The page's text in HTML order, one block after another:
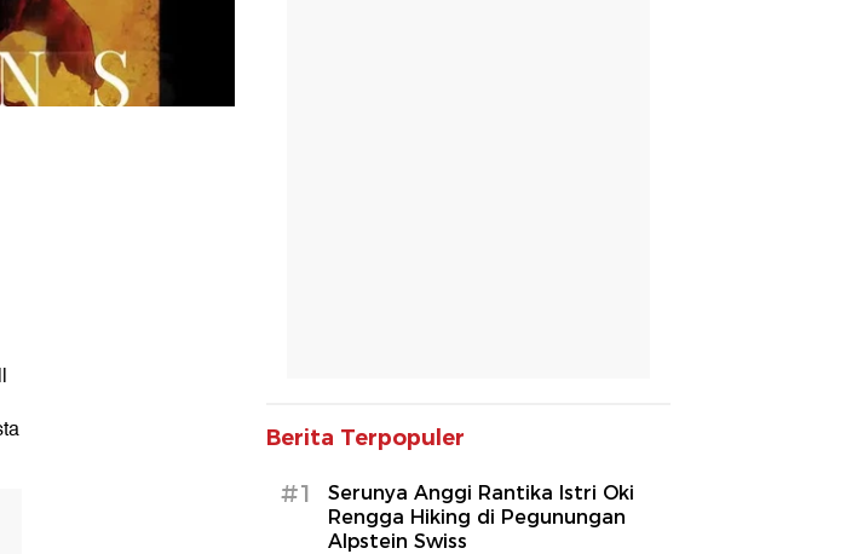
Berita Terpopuler
#1
Serunya Anggi Rantika Istri Oki
Rengga Hiking di Pegunungan
Alpstein Swiss